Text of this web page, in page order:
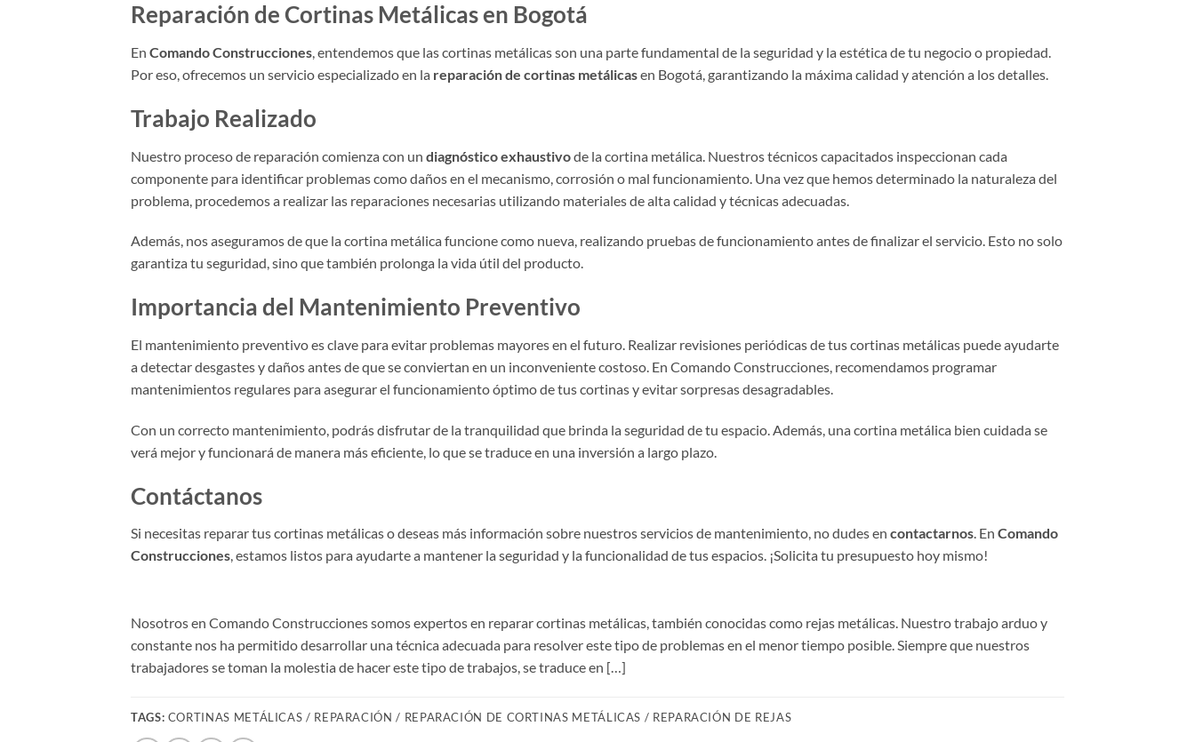
Reparación de Cortinas Metálicas en Bogotá
En Comando Construcciones, entendemos que las cortinas metálicas son una parte fundamental de la seguridad y la estética de tu negocio o propiedad.
Por eso, ofrecemos un servicio especializado en la reparación de cortinas metálicasen Bogotá, garantizando la máxima calidad y atención a los detalles.
Trabajo Realizado
Nuestro proceso de reparación comienza con un diagnóstico exhaustivode la cortina metálica. Nuestros técnicos capacitados inspeccionan cada
componente para identificar problemas como daños en el mecanismo, corrosión o mal funcionamiento. Una vez que hemos determinado la naturaleza del
problema, procedemos a realizar las reparaciones necesarias utilizando materiales de alta calidad y técnicas adecuadas.
Además, nos aseguramos de que la cortina metálica funcione como nueva, realizando pruebas de funcionamiento antes de finalizar el servicio. Esto no solo
garantiza tu seguridad, sino que también prolonga la vida útil del producto.
Importancia del Mantenimiento Preventivo
El mantenimiento preventivo es clave para evitar problemas mayores en el futuro. Realizar revisiones periódicas de tus cortinas metálicas puede ayudarte
a detectar desgastes y daños antes de que se conviertan en un inconveniente costoso. En Comando Construcciones, recomendamos programar
mantenimientos regulares para asegurar el funcionamiento óptimo de tus cortinas y evitar sorpresas desagradables.
Con un correcto mantenimiento, podrás disfrutar de la tranquilidad que brinda la seguridad de tu espacio. Además, una cortina metálica bien cuidada se
verá mejor y funcionará de manera más eficiente, lo que se traduce en una inversión a largo plazo.
Contáctanos
Si necesitas reparar tus cortinas metálicas o deseas más información sobre nuestros servicios de mantenimiento, no dudes en contactarnos. En Comando
Construcciones, estamos listos para ayudarte a mantener la seguridad y la funcionalidad de tus espacios. ¡Solicita tu presupuesto hoy mismo!
Nosotros en Comando Construcciones somos expertos en reparar cortinas metálicas, también conocidas como rejas metálicas. Nuestro trabajo arduo y
constante nos ha permitido desarrollar una técnica adecuada para resolver este tipo de problemas en el menor tiempo posible. Siempre que nuestros
trabajadores se toman la molestia de hacer este tipo de trabajos, se traduce en […]
TAGS: CORTINAS METÁLICAS / REPARACIÓN / REPARACIÓN DE CORTINAS METÁLICAS / REPARACIÓN DE REJAS